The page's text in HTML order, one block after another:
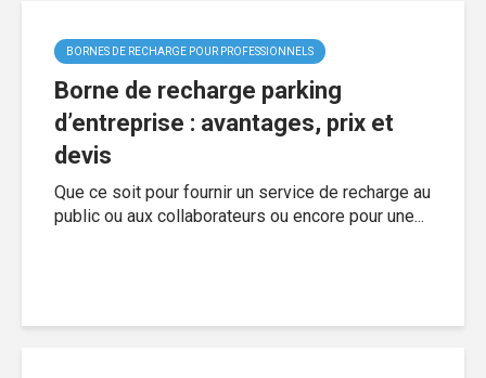
BORNES DE RECHARGE POUR PROFESSIONNELS
Borne de recharge parking
d’entreprise : avantages, prix et
devis
Que ce soit pour fournir un service de recharge au
public ou aux collaborateurs ou encore pour une...